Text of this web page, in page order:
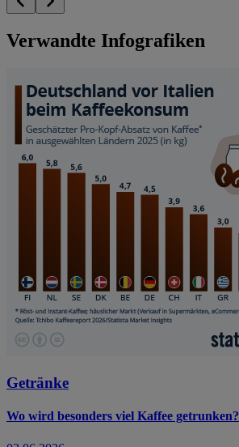
Verwandte Infografiken
Getränke
Wo wird besonders viel Kaffee getrunken?